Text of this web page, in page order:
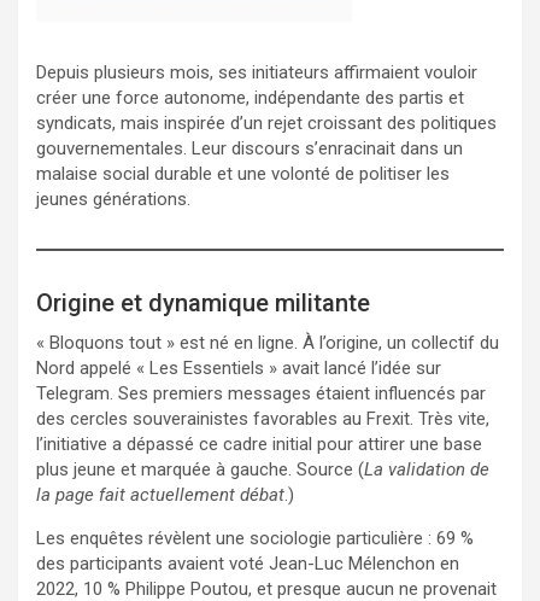
Depuis plusieurs mois, ses initiateurs affirmaient vouloir
créer une force autonome, indépendante des partis et
syndicats, mais inspirée d’un rejet croissant des politiques
gouvernementales. Leur discours s’enracinait dans un
malaise social durable et une volonté de politiser les
jeunes générations.
Origine et dynamique militante
« Bloquons tout » est né en ligne. À l’origine, un collectif du
Nord appelé « Les Essentiels » avait lancé l’idée sur
Telegram. Ses premiers messages étaient influencés par
des cercles souverainistes favorables au Frexit. Très vite,
l’initiative a dépassé ce cadre initial pour attirer une base
plus jeune et marquée à gauche. Source (La validation de
la page fait actuellement débat.)
Les enquêtes révèlent une sociologie particulière : 69 %
des participants avaient voté Jean-Luc Mélenchon en
2022, 10 % Philippe Poutou, et presque aucun ne provenait